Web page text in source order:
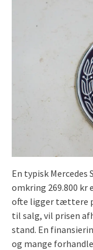
En typisk
omkring 269.800 kr
ofte ligger tættere
til salg, vil prisen
stand. En
og mange